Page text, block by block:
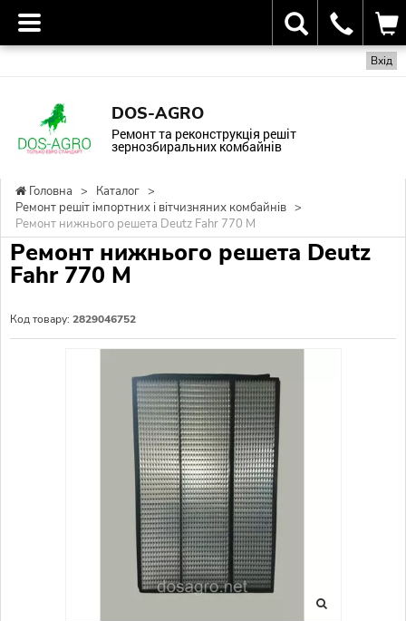
Вхід
DOS-AGRO
Ремонт та реконструкція решіт
зернозбиральних комбайнів
Головна > Каталог >
Ремонт решіт імпортних і вітчизняних комбайнів >
Ремонт нижнього решета Deutz Fahr 770 М
Ремонт нижнього решета Deutz
Fahr 770 М
Код товару: 2829046752